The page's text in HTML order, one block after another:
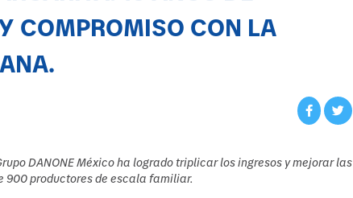
COMPROMISO CON LA
DANONE México ha logrado triplicar los ingresos y mejorar las
900 productores de escala familiar.